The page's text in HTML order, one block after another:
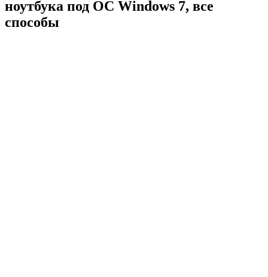
ноутбука под ОС Windows 7, все
способы